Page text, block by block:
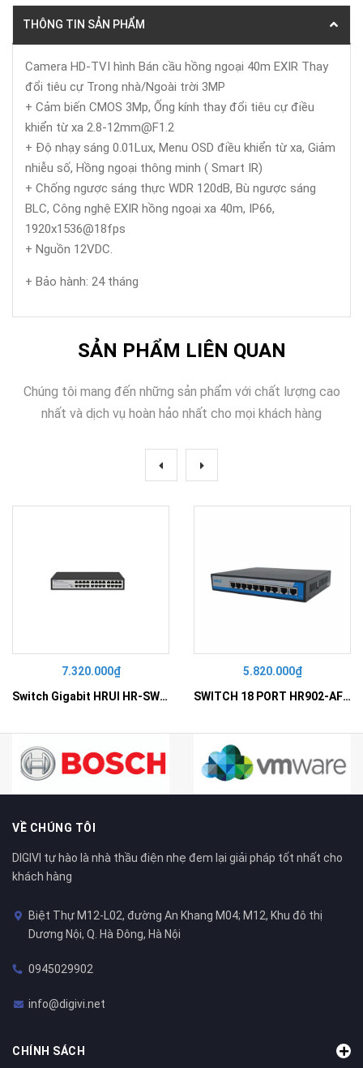
THÔNG TIN SẢN PHẨM
Camera HD-TVI hình Bán cầu hồng ngoại 40m EXIR Thay
đổi tiêu cự Trong nhà/Ngoài trời 3MP
+ Cảm biến CMOS 3Mp, Ống kính thay đổi tiêu cự điều
khiển từ xa 2.8-12mm@F1.2
+ Độ nhạy sáng 0.01Lux, Menu OSD điều khiển từ xa, Giảm
nhiễu số, Hồng ngoại thông minh ( Smart IR)
+ Chống ngược sáng thực WDR 120dB, Bù ngược sáng
BLC, Công nghệ EXIR hồng ngoại xa 40m, IP66,
1920x1536@18fps
+ Nguồn 12VDC.
+ Bảo hành: 24 tháng
SẢN PHẨM LIÊN QUAN
Chúng tôi mang đến những sản phẩm với chất lượng cao
nhất và dịch vụ hoàn hảo nhất cho mọi khách hàng
7.320.000₫
Switch Gigabit HRUI HR-SWG10240D
5.820.000₫
SWITCH 18 PORT HR902-AF162G-300 – Switch PoE 16 Cổng
VỀ CHÚNG TÔI
DIGIVI tự hào là nhà thầu điện nhẹ đem lại giải pháp tốt nhất cho
khách hàng
Biệt Thự M12-L02, đường An Khang M04; M12, Khu đô thị
Dương Nội, Q. Hà Đông, Hà Nội
0945029902
info@digivi.net
CHÍNH SÁCH